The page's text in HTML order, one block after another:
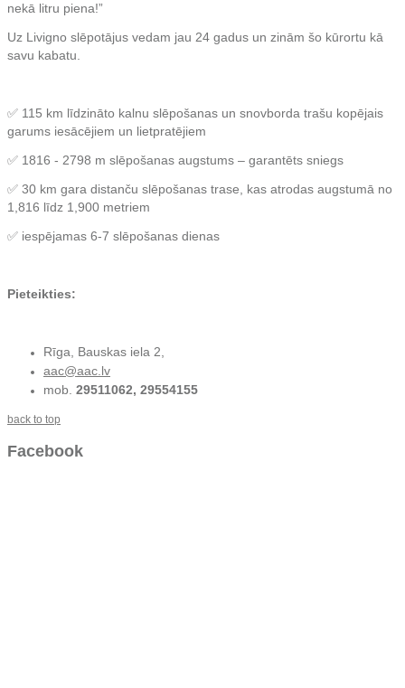
nekā litru piena!”
Uz Livigno slēpotājus vedam jau 24 gadus un zinām šo kūrortu kā
savu kabatu.
✅ 115 km līdzināto kalnu slēpošanas un snovborda trašu kopējais
garums iesācējiem un lietpratējiem
✅ 1816 - 2798 m slēpošanas augstums – garantēts sniegs
✅ 30 km gara distanču slēpošanas trase, kas atrodas augstumā no
1,816 līdz 1,900 metriem
✅ iespējamas 6-7 slēpošanas dienas
Pieteikties:
Rīga, Bauskas iela 2,
aac@aac.lv
mob. 29511062, 29554155
back to top
Facebook